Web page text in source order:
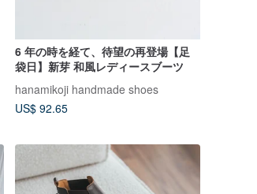
6 年の時を経て、待望の再登場【足
袋日】新芽 和風レディースブーツ
hanamikoji handmade shoes
US$ 92.65